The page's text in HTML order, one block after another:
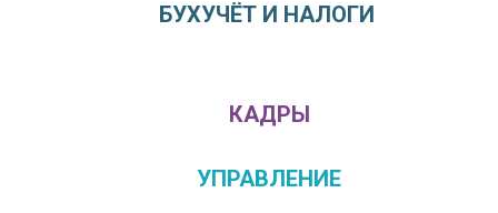
БУХУЧЁТ И НАЛОГИ
КАДРЫ
УПРАВЛЕНИЕ